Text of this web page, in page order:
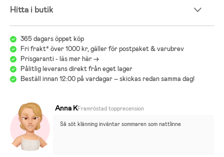
Hitta i butik
365 dagars öppet köp
Fri frakt* över 1000 kr, gäller för postpaket & varubrev
Prisgaranti - läs mer här ->
Pålitlig leverans direkt från eget lager
Beställ innan 12:00 på vardagar – skickas redan samma dag!
Anna KFramröstad topprecension
Så söt klänning inväntar sommaren som nattlinne